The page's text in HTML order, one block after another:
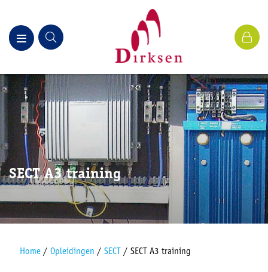
SECT A3 training
Home / Opleidingen / SECT / SECT A3 training